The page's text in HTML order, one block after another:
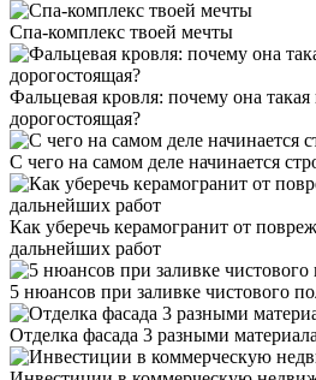
Спа-комплекс твоей мечты
Фальцевая кровля: почему она такая
дорогостоящая?
С чего на самом деле начинается
Как уберечь керамогранит от
дальнейших работ
5 нюансов при заливке чистового
Отделка фасада 3 разными